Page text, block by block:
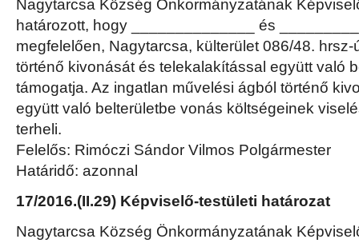
Nagytarcsa Község Önkormányzatának
határozott, hogy ______________ és
megfelelően, Nagytarcsa, külterület 086/48.
történő kivonását és telekalakítással együtt való
támogatja. Az ingatlan művelési ágból történő
együtt való belterületbe vonás költségeinek
terheli.
Felelős: Rimóczi Sándor Vilmos Polgármester
Határidő: azonnal
17/2016.(II.29) Képviselő-testületi határozat
Nagytarcsa Község Önkormányzatának